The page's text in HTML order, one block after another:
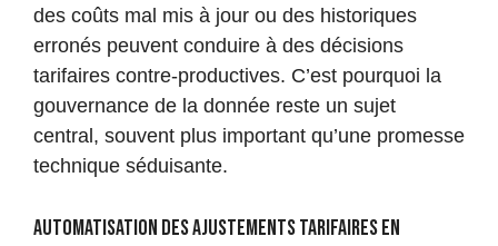
des coûts mal mis à jour ou des historiques
erronés peuvent conduire à des décisions
tarifaires contre-productives. C’est pourquoi la
gouvernance de la donnée reste un sujet
central, souvent plus important qu’une promesse
technique séduisante.
Automatisation des ajustements tarifaires en